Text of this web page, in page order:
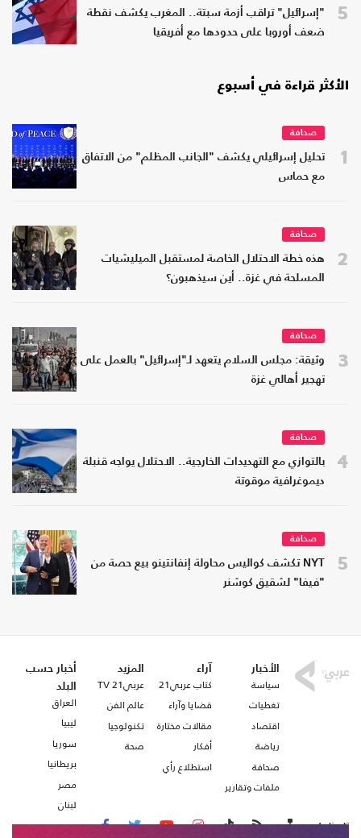
5
"إسرائيل" تراقب أزمة سبتة.. المغرب يكشف نقطة
ضعف أوروبا على حدودها مع أفريقيا
الأكثر قراءة في أسبوع
1
صحافة
تحليل إسرائيلي يكشف "الجانب المظلم" من الاتفاق
مع حماس
2
صحافة
هذه خطة الاحتلال الخاصة لمستقبل الميليشيات
المسلحة في غزة.. أين سيذهبون؟
3
صحافة
وثيقة: مجلس السلام يتعهد لـ"إسرائيل" بالعمل على
تهجير أهالي غزة
4
صحافة
بالتوازي مع التهديدات الخارجية.. الاحتلال يواجه قنبلة
ديموغرافية موقوتة
5
صحافة
NYT تكشف كواليس محاولة إنفانتينو بيع حصة من
"فيفا" لشقيق كوشنر
الأخبار
سياسة
تغطيات
اقتصاد
رياضة
صحافة
ملفات وتقارير
آراء
كتاب عربي21
قضايا وآراء
مقالات مختارة
أفكار
استطلاع رأي
المزيد
عربي21 TV
عالم الفن
تكنولوجيا
صحة
أخبار حسب
البلد
العراق
ليبيا
سوريا
بريطانيا
مصر
لبنان
تابعنا على